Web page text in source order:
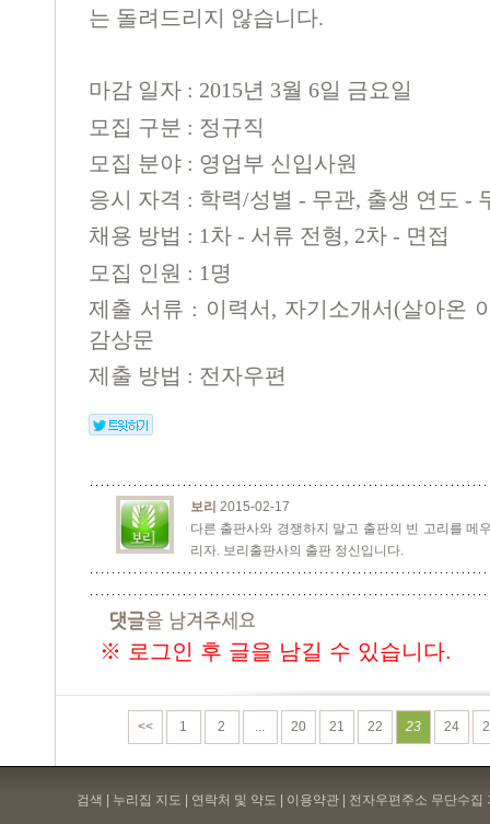
는 돌려드리지 않습니다.
마감 일자 : 2015년 3월 6일 금요일
모집 구분 : 정규직
모집 분야 : 영업부 신입사원
응시 자격 : 학력/성별 - 무관, 출생 연도 -
채용 방법 : 1차 - 서류 전형, 2차 - 면접
모집 인원 : 1 명
제출 서류 : 이력서 , 자기소개서 (살아온
감상문
제출 방법 : 전자우편
보리 2015-02-17
다른 출판사와 경쟁하지 말고 출판의 빈 고리를 메
리자. 보리출판사의 출판 정신입니다.
※ 로그인 후 글을 남길 수 있습니다.
<< 1 2 ... 20 21 22 23 24
검색 | 누리집 지도 | 연락처 및 약도 | 이용약관 | 전자우편주소 무단수집